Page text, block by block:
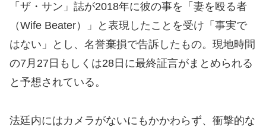
「ザ・サン」誌が2018年に彼の事を「妻を殴る者
（Wife Beater）」と表現したことを受け「事実で
はない」とし、名誉棄損で告訴したもの。現地時間
の7月27日もしくは28日に最終証言がまとめられる
と予想されている。
法廷内にはカメラがないにもかかわらず、衝撃的な